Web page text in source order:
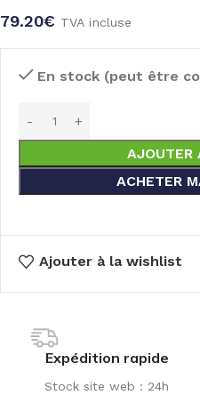
79.20€ TVA incluse
En stock (peut être
AJOUTER
ACHETER
Ajouter à la wishlist
Expédition rapide
Stock site web : 24h